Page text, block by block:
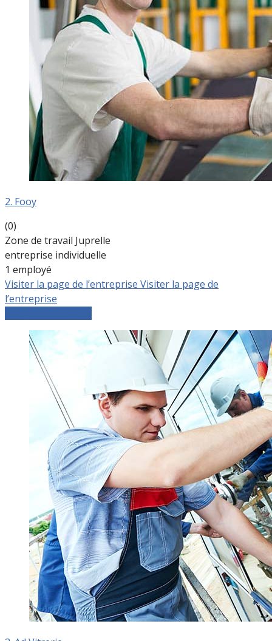
2. Fooy
(0)
Zone de travail Juprelle
entreprise individuelle
1 employé
Visiter la page de l’entreprise Visiter la page de
l’entreprise